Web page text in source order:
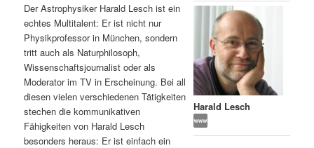
h
a
l
t
s
I
n
h
a
l
Harald Lesch
Der Astrophysiker Harald Lesch ist ein
echtes Multitalent: Er ist nicht nur
Physikprofessor in München, sondern
tritt auch als Naturphilosoph,
Wissenschaftsjournalist oder als
Moderator im TV in Erscheinung. Bei all
diesen vielen verschiedenen Tätigkeiten
stechen die kommunikativen
Fähigkeiten von Harald Lesch
besonders heraus: Er ist einfach ein